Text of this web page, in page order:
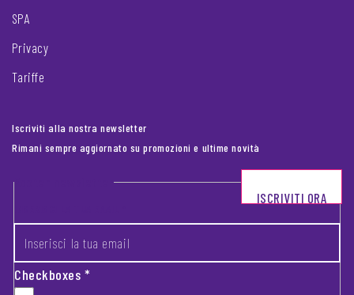
SPA
Privacy
Tariffe
Iscriviti alla nostra newsletter
Rimani sempre aggiornato su promozioni e ultime novità
Footer newsletter
Checkboxes*
ISCRIVITI ORA